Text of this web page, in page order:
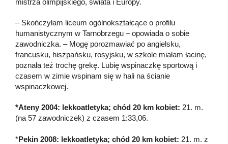
– Skończyłam liceum ogólnokształcące o profilu
humanistycznym w Tarnobrzegu – opowiada o sobie
zawodniczka. – Mogę porozmawiać po angielsku,
francusku, hiszpańsku, rosyjsku, w szkole miałam łacinę,
poznała też trochę grekę. Lubię wspinaczkę sportową i
czasem w zimie wspinam się w hali na ścianie
wspinaczkowej.
*Ateny 2004: lekkoatletyka; chód 20 km kobiet: 21. m.
(na 57 zawodniczek) z czasem 1:33,06.
*Pekin 2008: lekkoatletyka; chód 20 km kobiet: 21. m. z